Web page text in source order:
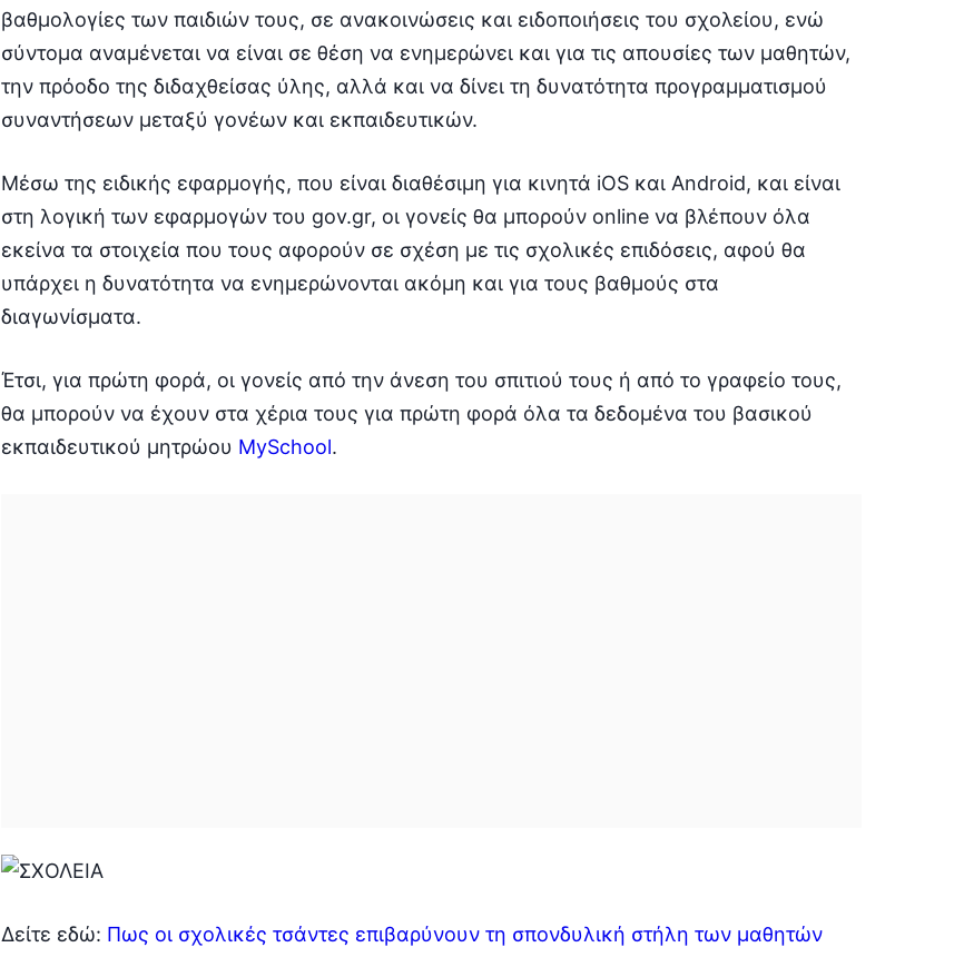
βαθμολογίες των παιδιών τους, σε ανακοινώσεις και ειδοποιήσεις του σχολείου, ενώ
σύντομα αναμένεται να είναι σε θέση να ενημερώνει και για τις απουσίες των μαθητών,
την πρόοδο της διδαχθείσας ύλης, αλλά και να δίνει τη δυνατότητα προγραμματισμού
συναντήσεων μεταξύ γονέων και εκπαιδευτικών.
Μέσω της ειδικής εφαρμογής, που είναι διαθέσιμη για κινητά iOS και Android, και είναι
στη λογική των εφαρμογών του gov.gr, οι γονείς θα μπορούν online να βλέπουν όλα
εκείνα τα στοιχεία που τους αφορούν σε σχέση με τις σχολικές επιδόσεις, αφού θα
υπάρχει η δυνατότητα να ενημερώνονται ακόμη και για τους βαθμούς στα
διαγωνίσματα.
Έτσι, για πρώτη φορά, οι γονείς από την άνεση του σπιτιού τους ή από το γραφείο τους,
θα μπορούν να έχουν στα χέρια τους για πρώτη φορά όλα τα δεδομένα του βασικού
εκπαιδευτικού µητρώου MySchool.
Δείτε εδώ: Πως οι σχολικές τσάντες επιβαρύνουν τη σπονδυλική στήλη των μαθητών